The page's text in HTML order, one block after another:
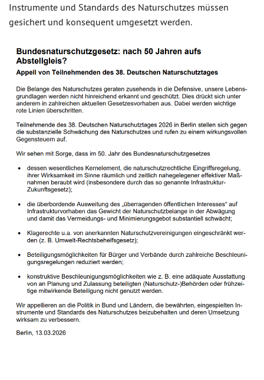
Instrumente und Standards des Naturschutzes müssen
gesichert und konsequent umgesetzt werden.